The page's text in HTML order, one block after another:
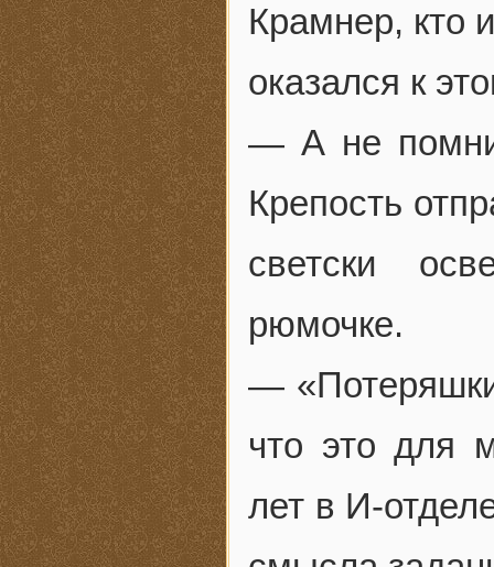
Крамнер, кто
оказался к
— А не
Крепость
светски
рюмочке.
—
что это для
лет в И-